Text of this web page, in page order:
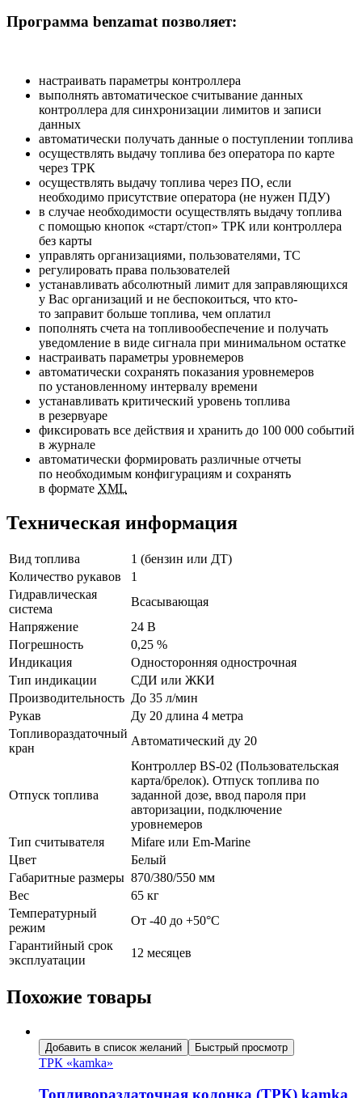
Программа benzamat позволяет:
настраивать параметры контроллера
выполнять автоматическое считывание данных
контроллера для синхронизации лимитов и записи
данных
автоматически получать данные о поступлении топлива
осуществлять выдачу топлива без оператора по карте
через ТРК
осуществлять выдачу топлива через ПО, если
необходимо присутствие оператора (не нужен ПДУ)
в случае необходимости осуществлять выдачу топлива
с помощью кнопок «старт/стоп» ТРК или контроллера
без карты
управлять организациями, пользователями, ТС
регулировать права пользователей
устанавливать абсолютный лимит для заправляющихся
у Вас организаций и не беспокоиться, что кто-
то заправит больше топлива, чем оплатил
пополнять счета на топливообеспечение и получать
уведомление в виде сигнала при минимальном остатке
настраивать параметры уровнемеров
автоматически сохранять показания уровнемеров
по установленному интервалу времени
устанавливать критический уровень топлива
в резервуаре
фиксировать все действия и хранить до 100 000 событий
в журнале
автоматически формировать различные отчеты
по необходимым конфигурациям и сохранять
в формате XML
Техническая информация
Вид топлива
1 (бензин или ДТ)
Количество рукавов
1
Гидравлическая
система
Всасывающая
Напряжение
24 В
Погрешность
0,25 %
Индикация
Односторонняя однострочная
Тип индикации
СДИ или ЖКИ
Производительность До 35 л/мин
Рукав
Ду 20 длина 4 метра
Топливораздаточный
кран
Автоматический ду 20
Отпуск топлива
Контроллер BS-02 (Пользовательская
карта/брелок). Отпуск топлива по
заданной дозе, ввод пароля при
авторизации, подключение
уровнемеров
Тип считывателя
Mifare или Em-Marine
Цвет
Белый
Габаритные размеры 870/380/550 мм
Вес
65 кг
Температурный
режим
От -40 до +50°С
Гарантийный срок
эксплуатации
12 месяцев
Похожие товары
Добавить в список желаний Быстрый просмотр
ТРК «kamka»
Топливораздаточная колонка (ТРК) kamka